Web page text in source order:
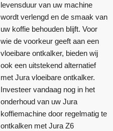
levensduur van uw machine
wordt verlengd en de smaak van
uw koffie behouden blijft. Voor
wie de voorkeur geeft aan een
vloeibare ontkalker, bieden wij
ook een uitstekend alternatief
met Jura vloeibare ontkalker.
Investeer vandaag nog in het
onderhoud van uw Jura
koffiemachine door regelmatig te
ontkalken met Jura Z6